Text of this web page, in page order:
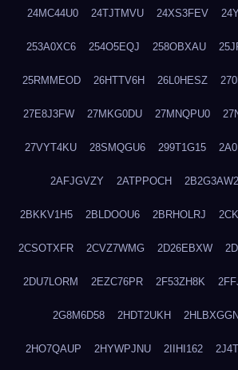
24MC44U0 24TJTMVU 24XS3FEV
253A0XC6 254O5EQJ 258OBXAU
25RMMEOD 26HTTV6H 26L0HESZ
27E8J3FW 27MKG0DU 27MNQPU0
27VYT4KU 28SMQGU6 299T1G15
2AFJGVZY 2ATPPOCH 2B2G3AW2
2BKKV1H5 2BLDOOU6 2BRHOLRJ
2CSOTXFR 2CVZ7WMG 2D26EBXW
2DU7LORM 2EZC76PR 2F53ZH8K
2G8M6D58 2HDT2UKH 2HLBXGGN
2HO7QAUP 2HYWPJNU 2IIHI162